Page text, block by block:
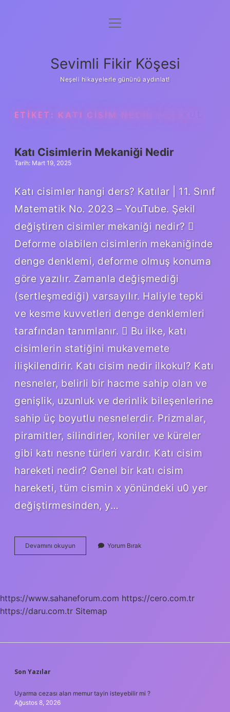
Anasayfa
Yasal Uyarı
menüyü
Sevimli Fikir Köşesi
Neşeli hikayelerle gününü aydınlat!
ETIKET: KATI CISIM NEDIR ILKOKUL
Katı Cisimlerin Mekaniği Nedir
Tarih: Mart 19, 2025
Katı cisimler hangi ders? Katılar | 11. Sınıf
Matematik No. 2023 – YouTube. Şekil
değiştiren cisimler mekaniği nedir? 
Deforme olabilen cisimlerin mekaniğinde
denge denklemi, deforme olmuş konuma
göre yazılır. Zamanla değişmediği
(sertleşmediği) varsayılır. Haliyle tepki
ve kesme kuvvetleri denge denklemleri
tarafından tanımlanır.  Bu ilke, katı
cisimlerin statiğini mukavemete
ilişkilendirir. Katı cisim nedir ilkokul? Katı
nesneler, belirli bir hacme sahip olan ve
genişlik, uzunluk ve derinlik bileşenlerine
sahip üç boyutlu nesnelerdir. Prizmalar,
piramitler, silindirler, koniler ve küreler
gibi katı nesne türleri vardır. Katı cisim
hareketi nedir? Genel bir katı cisim
hareketi, tüm cismin x yönündeki u0 yer
değiştirmesinden, y…
Devamını okuyun
Cisimlerin
Yorum Bırak
https://www.sahaneforum.com https://cero.com.tr
https://daru.com.tr Sitemap
SIDEBAR
Son Yazılar
Uyarma cezası alan memur tayin isteyebilir mi ?
Ağustos 8, 2026